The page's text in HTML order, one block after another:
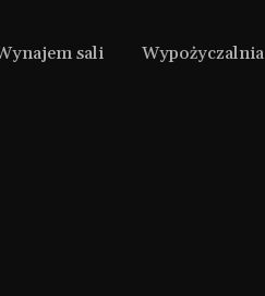
sali Wypożyczalnia